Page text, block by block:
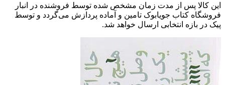
این کالا پس از مدت زمان مشخص شده توسط فروشنده در انبار
فروشگاه کتاب جویابوک تامین و آماده پردازش می‌گردد و توسط
پیک در بازه انتخابی ارسال خواهد شد.